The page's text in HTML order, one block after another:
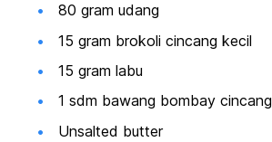
80 gram udang
15 gram brokoli cincang kecil
15 gram labu
1 sdm bawang bombay cincang
Unsalted butter